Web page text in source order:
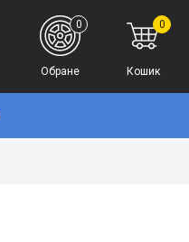
0
Кошик
0
Обране